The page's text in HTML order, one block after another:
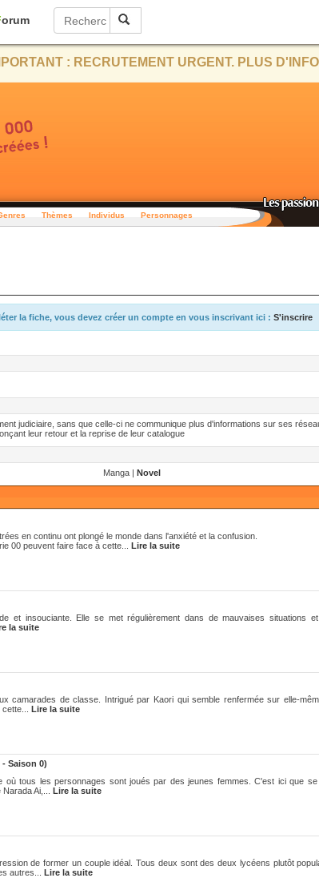
Forum
: RECRUTEMENT URGENT. PLUS
Thèmes Individus Personnages
la fiche, vous devez créer un compte en vous inscrivant ici : S'inscrire
judiciaire, sans que celle-ci ne communique plus d'informations sur ses
leur retour et la reprise de leur catalogue
Manga | Novel
en continu ont plongé le monde dans l'anxiété et la confusion.
00 peuvent faire face à cette... Lire la suite
et insouciante. Elle se met régulièrement dans de mauvaises situations
la suite
camarades de classe. Intrigué par Kaori qui semble renfermée sur elle-
Lire la suite
Saison 0)
tous les personnages sont joués par des jeunes femmes. C'est ici que se
Ai,... Lire la suite
de former un couple idéal. Tous deux sont des deux lycéens plutôt
autres... Lire la suite